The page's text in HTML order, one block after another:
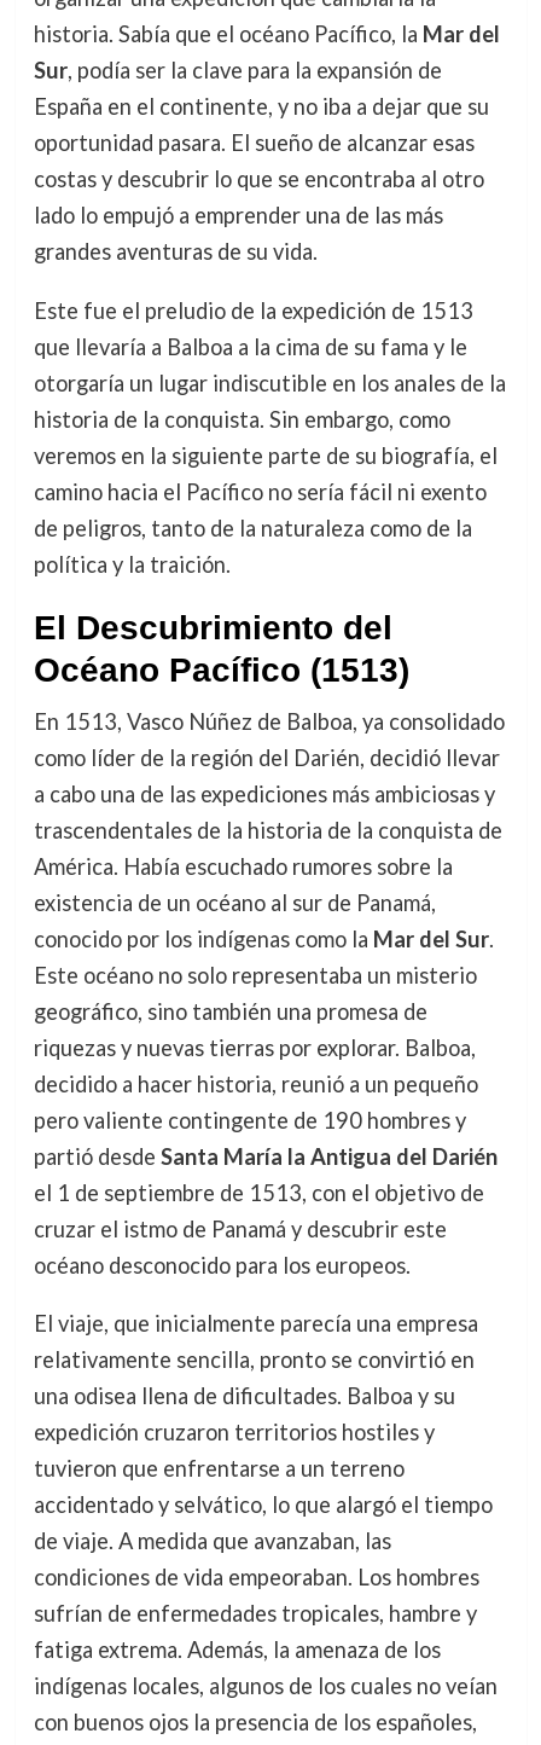
historia. Sabía que el océano Pacífico, la Mar del
Sur, podía ser la clave para la expansión de
España en el continente, y no iba a dejar que su
oportunidad pasara. El sueño de alcanzar esas
costas y descubrir lo que se encontraba al otro
lado lo empujó a emprender una de las más
grandes aventuras de su vida.
Este fue el preludio de la expedición de 1513
que llevaría a Balboa a la cima de su fama y le
otorgaría un lugar indiscutible en los anales de la
historia de la conquista. Sin embargo, como
veremos en la siguiente parte de su biografía, el
camino hacia el Pacífico no sería fácil ni exento
de peligros, tanto de la naturaleza como de la
política y la traición.
El Descubrimiento del
Océano Pacífico (1513)
En 1513, Vasco Núñez de Balboa, ya consolidado
como líder de la región del Darién, decidió llevar
a cabo una de las expediciones más ambiciosas y
trascendentales de la historia de la conquista de
América. Había escuchado rumores sobre la
existencia de un océano al sur de Panamá,
conocido por los indígenas como la Mar del Sur.
Este océano no solo representaba un misterio
geográfico, sino también una promesa de
riquezas y nuevas tierras por explorar. Balboa,
decidido a hacer historia, reunió a un pequeño
pero valiente contingente de 190 hombres y
partió desde Santa María la Antigua del Darién
el 1 de septiembre de 1513, con el objetivo de
cruzar el istmo de Panamá y descubrir este
océano desconocido para los europeos.
El viaje, que inicialmente parecía una empresa
relativamente sencilla, pronto se convirtió en
una odisea llena de dificultades. Balboa y su
expedición cruzaron territorios hostiles y
tuvieron que enfrentarse a un terreno
accidentado y selvático, lo que alargó el tiempo
de viaje. A medida que avanzaban, las
condiciones de vida empeoraban. Los hombres
sufrían de enfermedades tropicales, hambre y
fatiga extrema. Además, la amenaza de los
indígenas locales, algunos de los cuales no veían
con buenos ojos la presencia de los españoles,